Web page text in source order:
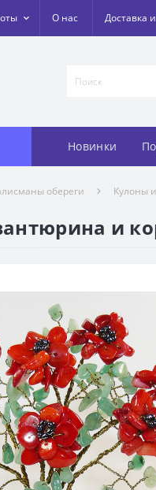
О нас Доставка
Новинки
обереги Кулоны
и